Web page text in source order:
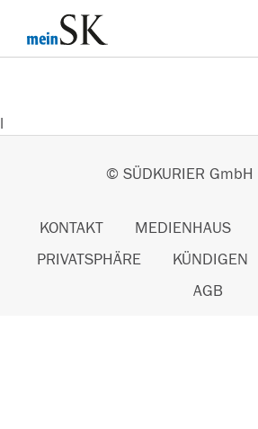
l
© SÜDKURIER
KONTAKT MEDIENHAUS
PRIVATSPHÄRE
KÜNDIGEN
AGB